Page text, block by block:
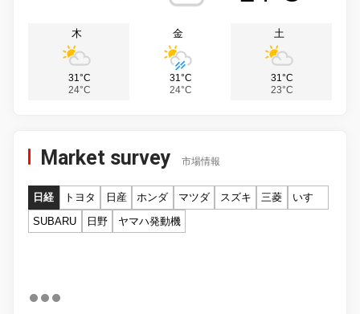
木
31°C
24°C
金
31°C
24°C
土
31°C
23°C
Market survey 市場情報
日経 トヨタ 日産 ホンダ マツダ スズキ 三菱
いすゞ
SUBARU
日野 ヤマハ発動機